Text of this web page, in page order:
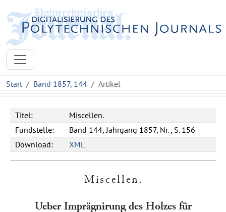
Start Band 1857, 144 Artikel
Titel:
Miscellen.
Fundstelle:
Band 144, Jahrgang 1857, Nr. , S. 156
Download:
XML
Miscellen .
Ueber Imprägnirung des Holzes für